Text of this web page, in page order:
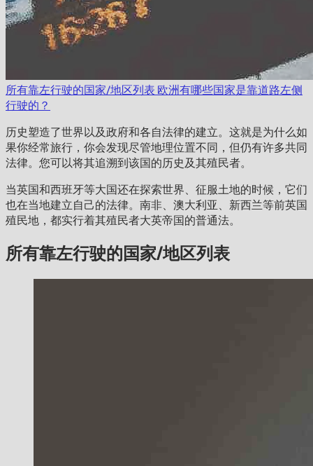
所有靠左行驶的国家/地区列表 欧洲有哪些国家是靠道路左侧
行驶的？
历史塑造了世界以及政府和各自法律的建立。这就是为什么如
果你经常旅行，你会发现尽管地理位置不同，但仍有许多共同
法律。您可以将其追溯到该国的历史及其殖民者。
当英国和西班牙等大国还在探索世界、征服土地的时候，它们
也在当地建立自己的法律。南非、澳大利亚、新西兰等前英国
殖民地，都实行着其殖民者大英帝国的普通法。
所有靠左行驶的国家/地区列表